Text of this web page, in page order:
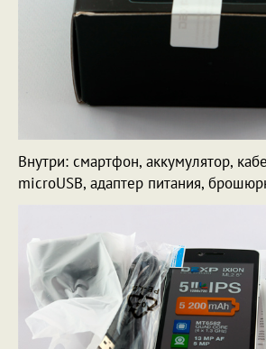
Внутри: смартфон, аккумулятор,
microUSB, адаптер питания,